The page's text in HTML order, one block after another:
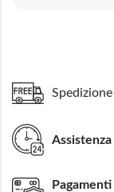
Spedizione